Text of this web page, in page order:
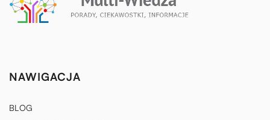
NAWIGACJA
BLOG